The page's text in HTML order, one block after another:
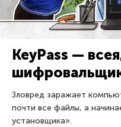
KeyPass —
Зловред заражает
почти все файлы, а
установщика».